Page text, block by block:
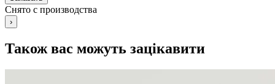
Снято с производства
›
Також вас можуть зацікавити